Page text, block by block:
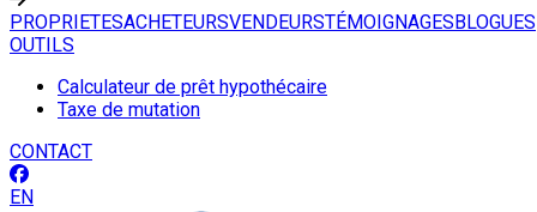
PROPRIETESACHETEURSVENDEURSTÉMOIGNAGESBLOGUES
OUTILS
Calculateur de prêt hypothécaire
Taxe de mutation
CONTACT
EN